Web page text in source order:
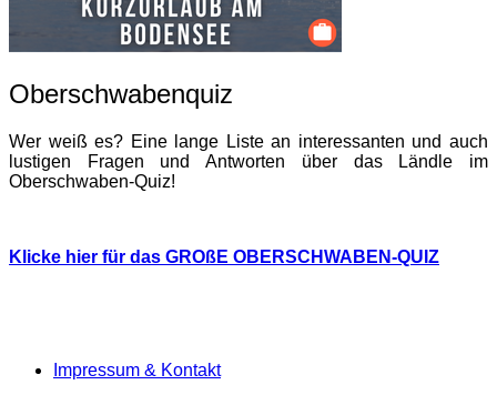
Oberschwabenquiz
Wer weiß es? Eine lange Liste an interessanten und auch
lustigen Fragen und Antworten über das Ländle im
Oberschwaben-Quiz!
Klicke hier für das GROßE OBERSCHWABEN-QUIZ
Impressum & Kontakt